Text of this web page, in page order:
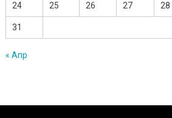
24 25 26 27 28
31
« Апр